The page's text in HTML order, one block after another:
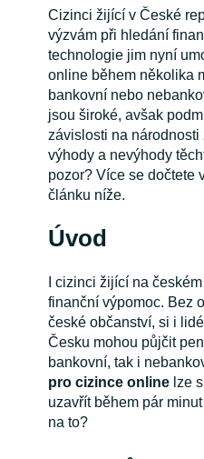
Cizinci žijící v České
výzvám při hledání
technologie jim nyní
online během několika
bankovní nebo
jsou široké, avšak
závislosti na národnosti
výhody a nevýhody
pozor? Více se dočtete
článku níže.
Úvod
I cizinci žijící na
finanční výpomoc. Bez
české občanství, si i
Česku mohou půjčit
bankovní, tak i
pro cizince onlinelze s
uzavřít během pár
na to?